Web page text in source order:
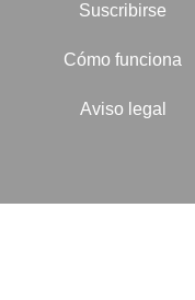
Suscribirse
Cómo funciona
Aviso legal